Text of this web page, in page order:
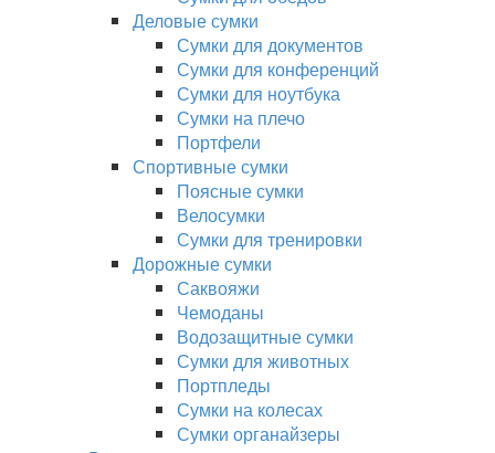
Деловые сумки
Сумки для документов
Сумки для конференций
Сумки для ноутбука
Сумки на плечо
Портфели
Спортивные сумки
Поясные сумки
Велосумки
Сумки для тренировки
Дорожные сумки
Саквояжи
Чемоданы
Водозащитные сумки
Сумки для животных
Портпледы
Сумки на колесах
Сумки органайзеры